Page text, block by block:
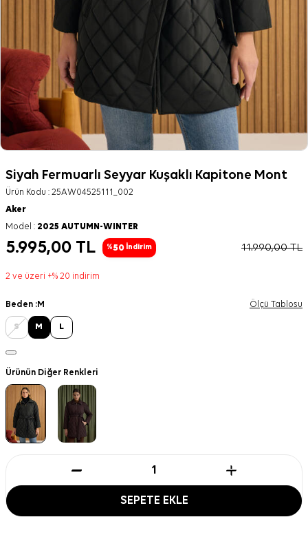
Siyah Fermuarlı Seyyar Kuşaklı Kapitone Mont
Ürün Kodu : 25AW04525111_002
Aker
Model : 2025 AUTUMN-WINTER
5.995,00 TL %50 İndirim 11.990,00TL
2 ve üzeri +% 20 indirim
Beden :M Ölçü Tablosu
S M L
Ürünün Diğer Renkleri
SEPETE EKLE